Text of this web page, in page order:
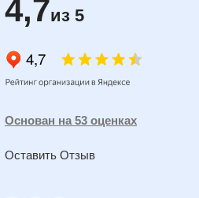
4,7из 5
Основан на 53 оценках
Оставить Отзыв